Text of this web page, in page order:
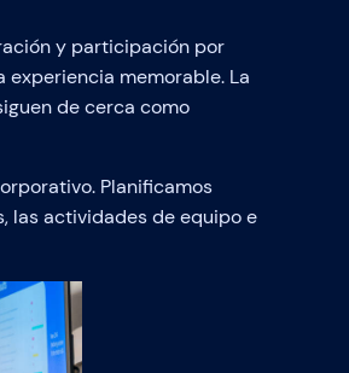
y participación por
memorable. La
de cerca como
Planificamos
las actividades de equipo e